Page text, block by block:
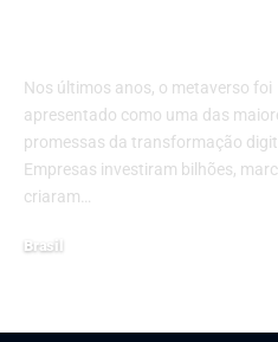
Nos últimos anos, o metaverso foi
apresentado como uma das
promessas da transformação
Empresas investiram bilhões,
criaram…
Brasil